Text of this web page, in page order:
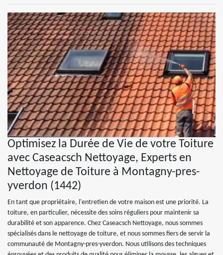
Optimisez la Durée de Vie de votre Toiture
avec Caseacsch Nettoyage, Experts en
Nettoyage de Toiture à Montagny-pres-
yverdon (1442)
En tant que propriétaire, l'entretien de votre maison est une priorité. La
toiture, en particulier, nécessite des soins réguliers pour maintenir sa
durabilité et son apparence. Chez Caseacsch Nettoyage, nous sommes
spécialisés dans le nettoyage de toiture, et nous sommes fiers de servir la
communauté de Montagny-pres-yverdon. Nous utilisons des techniques